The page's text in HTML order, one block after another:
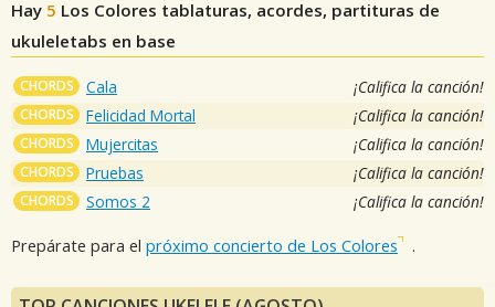
Hay 5 Los Colores tablaturas, acordes, partituras de
ukuleletabs en base
CHORDS Cala ¡Califica la canción!
CHORDS Felicidad Mortal ¡Califica la canción!
CHORDS Mujercitas ¡Califica la canción!
CHORDS Pruebas ¡Califica la canción!
CHORDS Somos 2 ¡Califica la canción!
Prepárate para el próximo concierto de Los Colores .